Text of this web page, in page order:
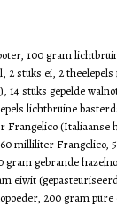
100 gram
2 stuks ei, 2
14 stuks gepelde
lichtbruine
(Italiaanse
milliliter Frangelico,
gram gebrande
eiwit
200 gram